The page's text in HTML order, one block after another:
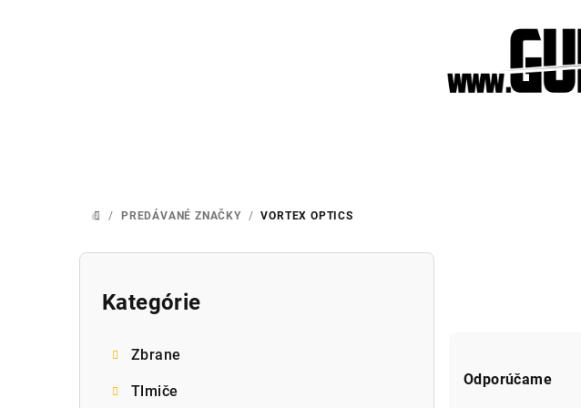
DOMOV
/ PREDÁVANÉ ZNAČKY / VORTEX OPTICS
B
Preskočiť
Kategórie
Zbrane
Tlmiče
aOdporúčame